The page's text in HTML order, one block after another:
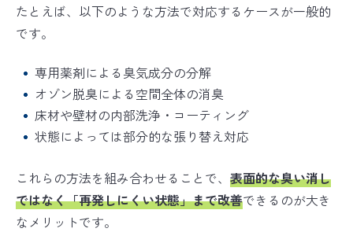
たとえば、以下のような方法で対応するケースが一般的
です。
専用薬剤による臭気成分の分解
オゾン脱臭による空間全体の消臭
床材や壁材の内部洗浄・コーティング
状態によっては部分的な張り替え対応
これらの方法を組み合わせることで、 表面的な臭い消し
ではなく「再発しにくい状態」まで改善できるのが大き
なメリットです。